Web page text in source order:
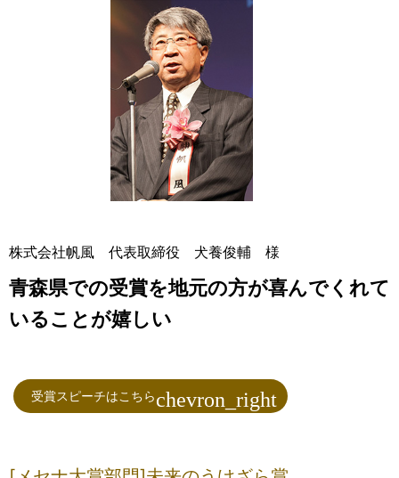
株式会社帆風 代表取締役 犬養俊輔 様
青森県での受賞を地元の方が喜んでくれて
いることが嬉しい
受賞スピーチはこちら